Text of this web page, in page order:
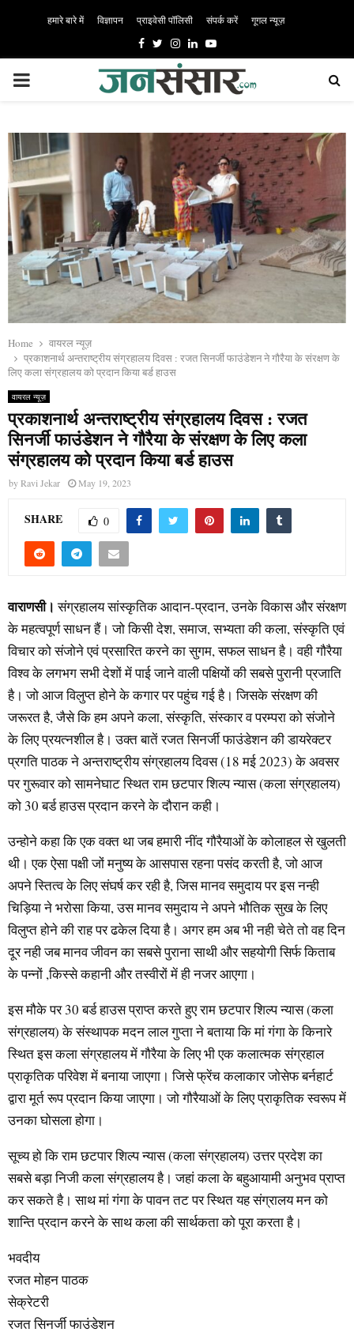
हमारे बारे में विज्ञापन प्राइवेसी पॉलिसी संपर्क करें गूगल न्यूज़
Facebook
TwitterInstagram
LinkedinYoutube
PRIMARY
Home
वायरल न्यूज़
प्रकाशनार्थ अन्तराष्ट्रीय संग्रहालय दिवस : रजत सिनर्जी फाउंडेशन ने गौरैया के संरक्षण के
लिए कला संग्रहालय को प्रदान किया बर्ड हाउस
वायरल न्यूज़
प्रकाशनार्थ अन्तराष्ट्रीय संग्रहालय दिवस : रजत
सिनर्जी फाउंडेशन ने गौरैया के संरक्षण के लिए कला
संग्रहालय को प्रदान किया बर्ड हाउस
byRavi Jekar May 19, 2023
SHARE 0
वाराणसी। संग्रहालय सांस्कृतिक आदान-प्रदान, उनके विकास और संरक्षण
के महत्वपूर्ण साधन हैं। जो किसी देश, समाज, सभ्यता की कला, संस्कृति एवं
विचार को संजोने एवं प्रसारित करने का सुगम, सफल साधन है। वही गौरैया
विश्व के लगभग सभी देशों में पाई जाने वाली पक्षियों की सबसे पुरानी प्रजाति
है। जो आज विलुप्त होने के कगार पर पहुंच गई है। जिसके संरक्षण की
जरूरत है, जैसे कि हम अपने कला, संस्कृति, संस्कार व परम्परा को संजोने
के लिए प्रयत्नशील है। उक्त बातें रजत सिनर्जी फाउंडेशन की डायरेक्टर
प्रगति पाठक ने अन्तराष्ट्रीय संग्रहालय दिवस (18 मई 2023) के अवसर
पर गुरूवार को सामनेघाट स्थित राम छटपार शिल्प न्यास (कला संग्रहालय)
को 30 बर्ड हाउस प्रदान करने के दौरान कही।
उन्होने कहा कि एक वक्त था जब हमारी नींद गौरैयाओं के कोलाहल से खुलती
थी। एक ऐसा पक्षी जों मनुष्य के आसपास रहना पसंद करती है, जो आज
अपने स्तित्व के लिए संघर्ष कर रही है, जिस मानव समुदाय पर इस नन्ही
चिड़िया ने भरोसा किया, उस मानव समुदाय ने अपने भौतिक सुख के लिए
विलुप्त होने की राह पर ढकेल दिया है। अगर हम अब भी नही चेते तो वह दिन
दूर नही जब मानव जीवन का सबसे पुराना साथी और सहयोगी सिर्फ किताब
के पन्नों ,किस्से कहानी और तस्वीरों में ही नजर आएगा।
इस मौके पर 30 बर्ड हाउस प्राप्त करते हुए राम छटपार शिल्प न्यास (कला
संग्रहालय) के संस्थापक मदन लाल गुप्ता ने बताया कि मां गंगा के किनारे
स्थित इस कला संग्रहालय में गौरैया के लिए भी एक कलात्मक संग्रहाल
प्राकृतिक परिवेश में बनाया जाएगा। जिसे फ्रेंच कलाकार जोसेफ बर्नहार्ट
द्वारा मूर्त रूप प्रदान किया जाएगा। जो गौरैयाओं के लिए प्राकृतिक स्वरूप में
उनका घोसला होगा।
सूच्य हो कि राम छटपार शिल्प न्यास (कला संग्रहालय) उत्तर प्रदेश का
सबसे बड़ा निजी कला संग्रहालय है। जहां कला के बहुआयामी अनुभव प्राप्त
कर सकते है। साथ मां गंगा के पावन तट पर स्थित यह संग्रालय मन को
शान्ति प्रदान करने के साथ कला की सार्थकता को पूरा करता है।
भवदीय
रजत मोहन पाठक
सेक्रेटरी
रजत सिनर्जी फाउंडेशन